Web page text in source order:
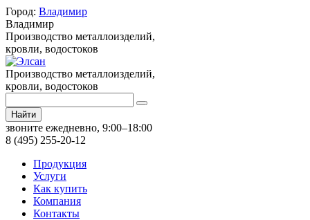
Город: Владимир
Владимир
Производство металлоизделий,
кровли, водостоков
Производство металлоизделий,
кровли, водостоков
Найти
звоните ежедневно, 9:00–18:00
8 (495) 255-20-12
Продукция
Услуги
Как купить
Компания
Контакты